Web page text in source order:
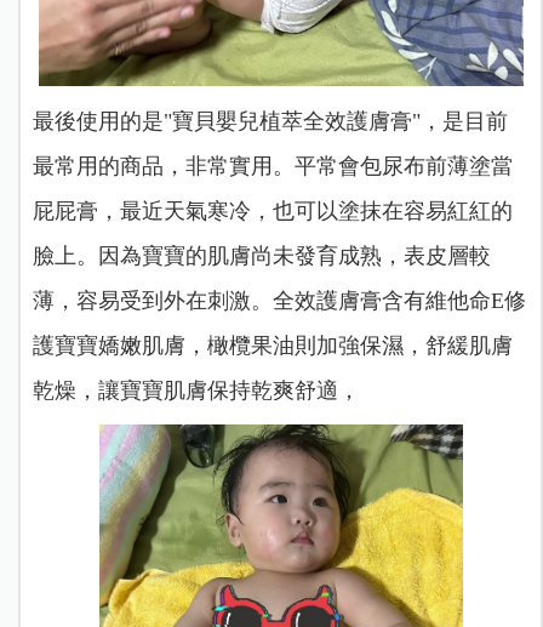
最後使用的是"寶貝嬰兒植萃全效護膚膏"，是目前
最常用的商品，非常實用。平常會包尿布前薄塗當
屁屁膏，最近天氣寒冷，也可以塗抹在容易紅紅的
臉上。因為寶寶的肌膚尚未發育成熟，表皮層較
薄，容易受到外在刺激。全效護膚膏含有維他命E修
護寶寶嬌嫩肌膚，橄欖果油則加強保濕，舒緩肌膚
乾燥，讓寶寶肌膚保持乾爽舒適，